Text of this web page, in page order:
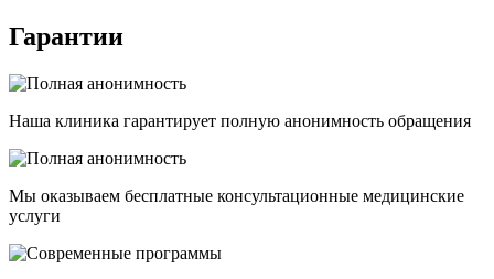
Гарантии
Наша клиника гарантирует полную анонимность обращения
Мы оказываем бесплатные консультационные медицинские
услуги